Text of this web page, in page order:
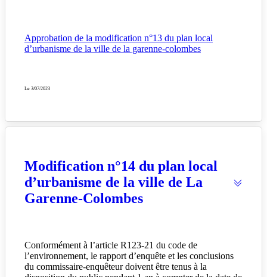
Approbation de la modification n°13 du plan local
d’urbanisme de la ville de la garenne-colombes
Le 3/07/2023
Modification n°14 du plan local
d’urbanisme de la ville de La
Garenne-Colombes
Conformément à l’article R123-21 du code de
l’environnement, le rapport d’enquête et les conclusions
du commissaire-enquêteur doivent être tenus à la